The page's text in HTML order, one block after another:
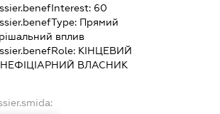
60
Прямий
вплив
КІНЦЕВИЙ
ВЛАСНИК